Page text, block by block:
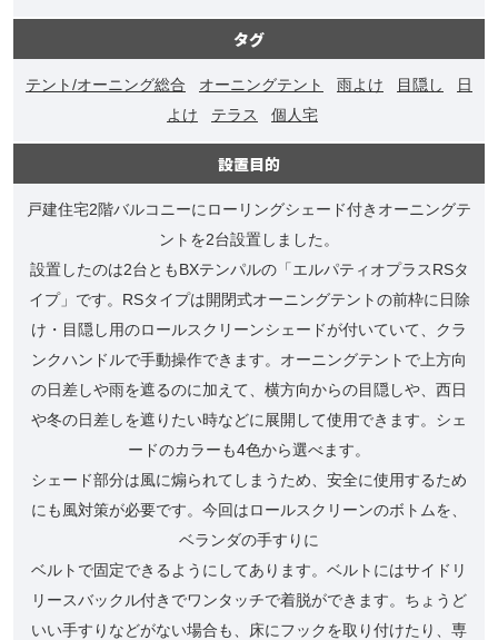
タグ
テント/オーニング総合 オーニングテント 雨よけ 目隠し
日
よけ
テラス 個人宅
設置目的
戸建住宅2階バルコニーにローリングシェード付きオーニングテ
ントを2台設置しました。
設置したのは2台ともBXテンパルの「エルパティオプラスRSタ
イプ」です。RSタイプは開閉式オーニングテントの前枠に日除
け・目隠し用のロールスクリーンシェードが付いていて、クラ
ンクハンドルで手動操作できます。オーニングテントで上方向
の日差しや雨を遮るのに加えて、横方向からの目隠しや、西日
や冬の日差しを遮りたい時などに展開して使用できます。シェ
ードのカラーも4色から選べます。
シェード部分は風に煽られてしまうため、安全に使用するため
にも風対策が必要です。今回はロールスクリーンのボトムを、
ベランダの手すりに
ベルトで固定できるようにしてあります。ベルトにはサイドリ
リースバックル付きでワンタッチで着脱ができます。ちょうど
いい手すりなどがない場合も、床にフックを取り付けたり、専